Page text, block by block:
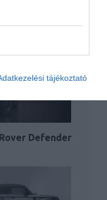
tájékoztató
Defender